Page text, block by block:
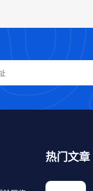
热门文章